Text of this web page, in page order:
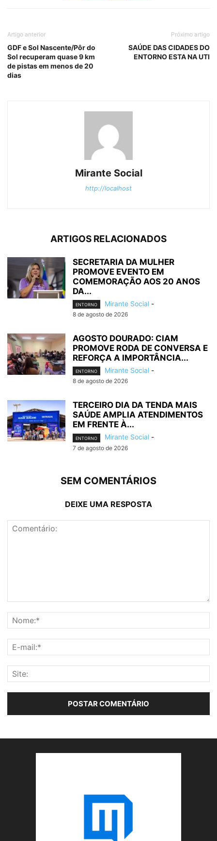
Artigo anterior
GDF e Sol Nascente/Pôr do
Sol recuperam quase 9 km
de pistas em menos de 20
dias
Próximo artigo
SAÚDE DAS CIDADES DO
ENTORNO ESTA NA UTI
Mirante Social
http://localhost
ARTIGOS RELACIONADOS
SECRETARIA DA MULHER
PROMOVE EVENTO EM
COMEMORAÇÃO AOS 20 ANOS
DA...
ENTORNO Mirante Social -
8 de agosto de 2026
AGOSTO DOURADO: CIAM
PROMOVE RODA DE CONVERSA E
REFORÇA A IMPORTÂNCIA...
ENTORNO Mirante Social -
8 de agosto de 2026
TERCEIRO DIA DA TENDA MAIS
SAÚDE AMPLIA ATENDIMENTOS
EM FRENTE À...
ENTORNO Mirante Social -
7 de agosto de 2026
SEM COMENTÁRIOS
DEIXE UMA RESPOSTA